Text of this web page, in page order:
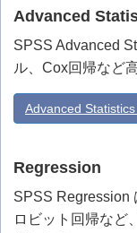
Advanced
SPSS Advanced
ル、Cox回帰など
Advanced
Regression
SPSS Regression
ロビット回帰など